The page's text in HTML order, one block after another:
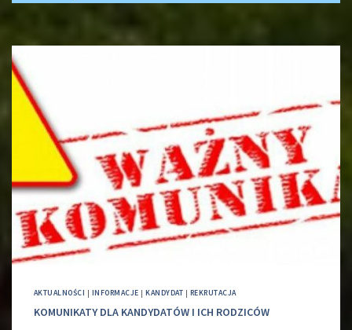
AKTUALNOŚCI | INFORMACJE |KANDYDAT | REKRUTACJA
KOMUNIKATY DLA KANDYDATÓW I ICH RODZICÓW